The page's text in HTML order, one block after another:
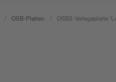
/ OSB-Platten / OSB3-Verlegeplatte